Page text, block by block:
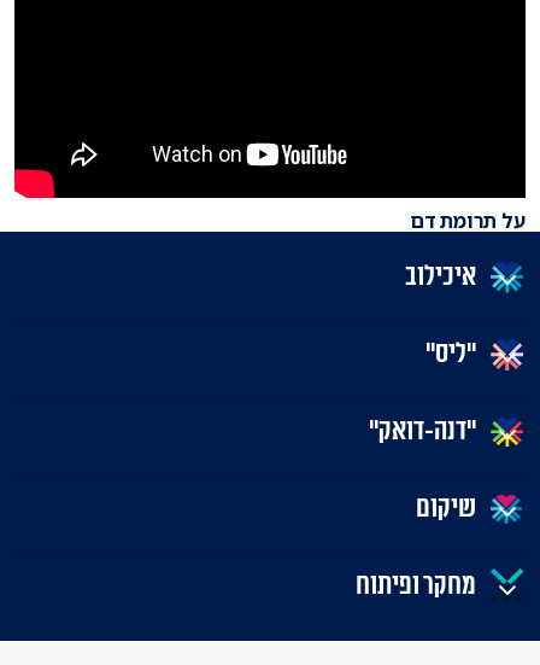
על תרומת דם
איכילוב
"ליס"
"דנה-דואק"
שיקום
מחקר ופיתוח